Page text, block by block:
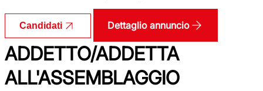
Candidati Dettaglio annuncio
ADDETTO/ADDETTA
ALL'ASSEMBLAGGIO